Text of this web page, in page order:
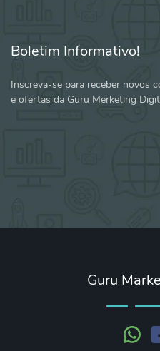
Boletim Informativo!
Inscreva-se para receber novos
e ofertas da Guru Merketing
Guru